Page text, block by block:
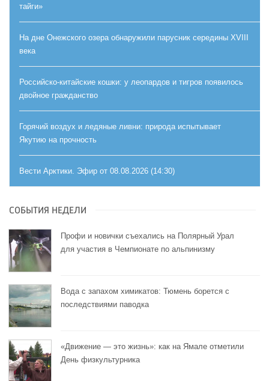
тайги»
На дне Онежского озера обнаружили парусник середины XVIII
века
Российско-китайские кошки: у леопардов и тигров появилось
двойное гражданство
Горячий воздух и ледяные ливни: природа испытывает
Якутию на прочность
Вести Арктики. Эфир от 08.08.2026 (14:30)
СОБЫТИЯ НЕДЕЛИ
Профи и новички съехались на Полярный Урал
для участия в Чемпионате по альпинизму
Вода с запахом химикатов: Тюмень борется с
последствиями паводка
«Движение — это жизнь»: как на Ямале отметили
День физкультурника